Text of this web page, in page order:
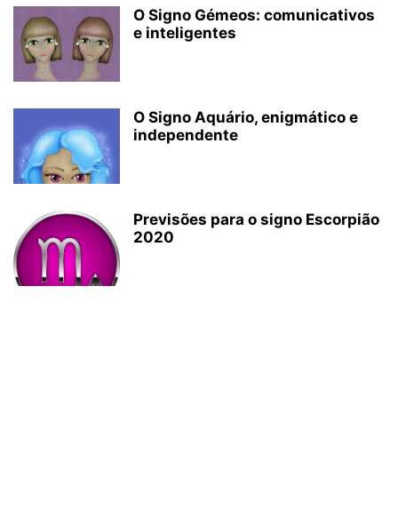
O Signo Gémeos: comunicativos
e inteligentes
O Signo Aquário, enigmático e
independente
Previsões para o signo Escorpião
2020